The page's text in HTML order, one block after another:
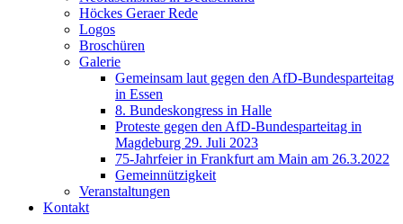
Höckes Geraer Rede
Logos
Broschüren
Galerie
Gemeinsam laut gegen den AfD-Bundesparteitag
in Essen
8. Bundeskongress in Halle
Proteste gegen den AfD-Bundesparteitag in
Magdeburg 29. Juli 2023
75-Jahrfeier in Frankfurt am Main am 26.3.2022
Gemeinnützigkeit
Veranstaltungen
Kontakt